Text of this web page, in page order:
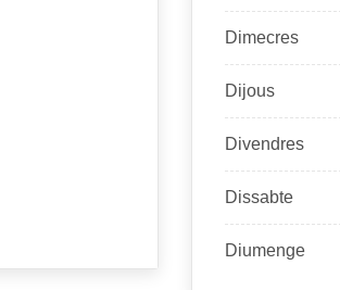
Dimecres
Dijous
Divendres
Dissabte
Diumenge